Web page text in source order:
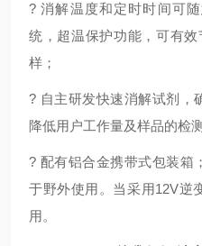
?消解温度和定时时间可
统，超温保护功能，可有
样；
? 自主研发快速消解试剂，
降低用户工作量及样品的检
? 配有铝合金携带式包装箱
于野外使用。当采用12V逆
用。